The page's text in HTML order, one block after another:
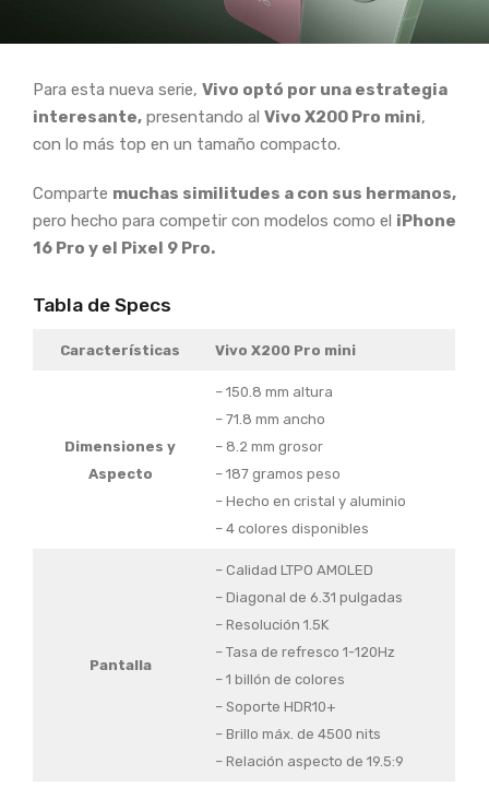
Para esta nueva serie, Vivo optó por una estrategia
interesante, presentando al Vivo X200 Pro mini,
con lo más top en un tamaño compacto.
Comparte muchas similitudes a con sus hermanos,
pero hecho para competir con modelos como el iPhone
16 Pro y el Pixel 9 Pro.
Tabla de Specs
Características Vivo X200 Pro mini
Dimensiones y
Aspecto
– 150.8 mm altura
– 71.8 mm ancho
– 8.2 mm grosor
– 187 gramos peso
– Hecho en cristal y aluminio
– 4 colores disponibles
Pantalla
– Calidad LTPO AMOLED
– Diagonal de 6.31 pulgadas
– Resolución 1.5K
– Tasa de refresco 1-120Hz
– 1 billón de colores
– Soporte HDR10+
– Brillo máx. de 4500 nits
– Relación aspecto de 19.5:9